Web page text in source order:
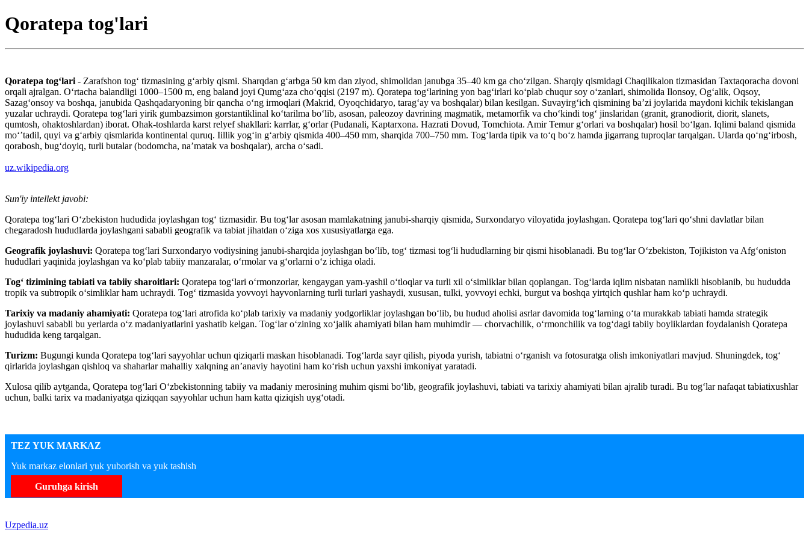
Qoratepa tog'lari
Qoratepa togʻlari - Zarafshon togʻ tizmasining gʻarbiy qismi. Sharqdan gʻarbga 50 km dan ziyod, shimolidan janubga 35–40 km ga choʻzilgan. Sharqiy qismidagi Chaqilikalon tizmasidan Taxtaqoracha dovoni
orqali ajralgan. Oʻrtacha balandligi 1000–1500 m, eng baland joyi Qumgʻaza choʻqqisi (2197 m). Qoratepa togʻlarining yon bagʻirlari koʻplab chuqur soy oʻzanlari, shimolida Ilonsoy, Ogʻalik, Oqsoy,
Sazagʻonsoy va boshqa, janubida Qashqadaryoning bir qancha oʻng irmoqlari (Makrid, Oyoqchidaryo, taragʻay va boshqalar) bilan kesilgan. Suvayirgʻich qismining baʼzi joylarida maydoni kichik tekislangan
yuzalar uchraydi. Qoratepa togʻlari yirik gumbazsimon gorstantiklinal koʻtarilma boʻlib, asosan, paleozoy davrining magmatik, metamorfik va choʻkindi togʻ jinslaridan (granit, granodiorit, diorit, slanets,
qumtosh, ohaktoshlardan) iborat. Ohak-toshlarda karst relyef shakllari: karrlar, gʻorlar (Pudanali, Kaptarxona. Hazrati Dovud, Tomchiota. Amir Temur gʻorlari va boshqalar) hosil boʻlgan. Iqlimi baland qismida
moʻʼtadil, quyi va gʻarbiy qismlarida kontinental quruq. Iillik yogʻin gʻarbiy qismida 400–450 mm, sharqida 700–750 mm. Togʻlarda tipik va toʻq boʻz hamda jigarrang tuproqlar tarqalgan. Ularda qoʻngʻirbosh,
qorabosh, bugʻdoyiq, turli butalar (bodomcha, naʼmatak va boshqalar), archa oʻsadi.
uz.wikipedia.org
Sun'iy intellekt javobi:
Qoratepa tog‘lari O‘zbekiston hududida joylashgan tog‘ tizmasidir. Bu tog‘lar asosan mamlakatning janubi-sharqiy qismida, Surxondaryo viloyatida joylashgan. Qoratepa tog‘lari qo‘shni davlatlar bilan
chegaradosh hududlarda joylashgani sababli geografik va tabiat jihatdan o‘ziga xos xususiyatlarga ega.
Geografik joylashuvi: Qoratepa tog‘lari Surxondaryo vodiysining janubi-sharqida joylashgan bo‘lib, tog‘ tizmasi tog‘li hududlarning bir qismi hisoblanadi. Bu tog‘lar O‘zbekiston, Tojikiston va Afg‘oniston
hududlari yaqinida joylashgan va ko‘plab tabiiy manzaralar, o‘rmolar va g‘orlarni o‘z ichiga oladi.
Tog‘ tizimining tabiati va tabiiy sharoitlari: Qoratepa tog‘lari o‘rmonzorlar, kengaygan yam-yashil o‘tloqlar va turli xil o‘simliklar bilan qoplangan. Tog‘larda iqlim nisbatan namlikli hisoblanib, bu hududda
tropik va subtropik o‘simliklar ham uchraydi. Tog‘ tizmasida yovvoyi hayvonlarning turli turlari yashaydi, xususan, tulki, yovvoyi echki, burgut va boshqa yirtqich qushlar ham ko‘p uchraydi.
Tarixiy va madaniy ahamiyati: Qoratepa tog‘lari atrofida ko‘plab tarixiy va madaniy yodgorliklar joylashgan bo‘lib, bu hudud aholisi asrlar davomida tog‘larning o‘ta murakkab tabiati hamda strategik
joylashuvi sababli bu yerlarda o‘z madaniyatlarini yashatib kelgan. Tog‘lar o‘zining xo‘jalik ahamiyati bilan ham muhimdir — chorvachilik, o‘rmonchilik va tog‘dagi tabiiy boyliklardan foydalanish Qoratepa
hududida keng tarqalgan.
Turizm: Bugungi kunda Qoratepa tog‘lari sayyohlar uchun qiziqarli maskan hisoblanadi. Tog‘larda sayr qilish, piyoda yurish, tabiatni o‘rganish va fotosuratga olish imkoniyatlari mavjud. Shuningdek, tog‘
qirlarida joylashgan qishloq va shaharlar mahalliy xalqning an’anaviy hayotini ham ko‘rish uchun yaxshi imkoniyat yaratadi.
Xulosa qilib aytganda, Qoratepa tog‘lari O‘zbekistonning tabiiy va madaniy merosining muhim qismi bo‘lib, geografik joylashuvi, tabiati va tarixiy ahamiyati bilan ajralib turadi. Bu tog‘lar nafaqat tabiatixushlar
uchun, balki tarix va madaniyatga qiziqqan sayyohlar uchun ham katta qiziqish uyg‘otadi.
TEZ YUK MARKAZ
Yuk markaz elonlari yuk yuborish va yuk tashish
Guruhga kirish
Uzpedia.uz